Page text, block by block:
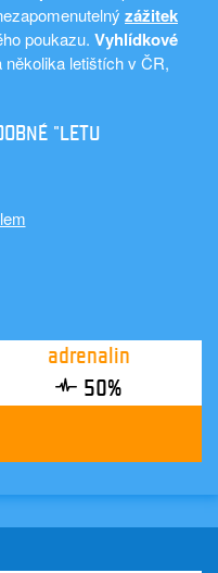
zážitek
poukazu. Vyhlídkové
několika letištích v ČR,
"LETU
adrenalin
50%